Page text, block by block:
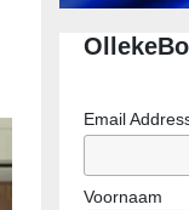
Email
Voornaam